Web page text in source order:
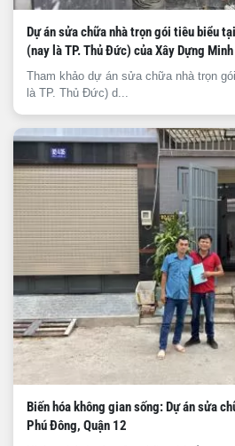
Dự án sửa chữa nhà trọn gói tiêu biểu
(nay là TP. Thủ Đức) của Xây Dựng Minh
Tham khảo dự án sửa chữa nhà trọn
là TP. Thủ Đức) d...
Biến hóa không gian sống: Dự án sửa
Phú Đông, Quận 12